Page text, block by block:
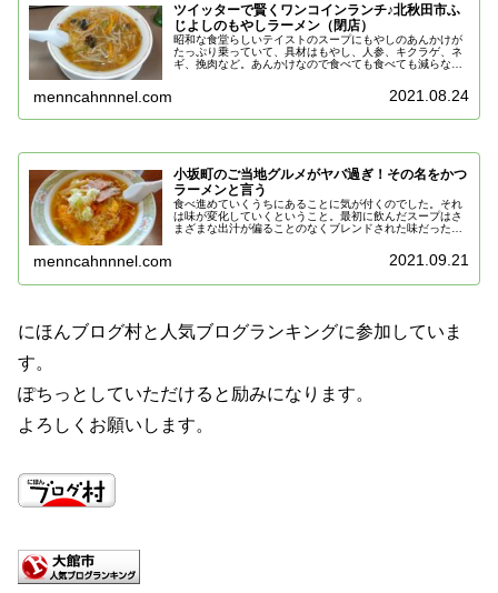
ツイッターで賢くワンコインランチ♪北秋田市ふ
じよしのもやしラーメン（閉店）
昭和な食堂らしいテイストのスープにもやしのあんかけが
たっぷり乗っていて、具材はもやし、人参、キクラゲ、ネ
ギ、挽肉など。あんかけなので食べても食べても減らない
menncahnnnel.com 2021.08.24
小坂町のご当地グルメがヤバ過ぎ！その名をかつ
ラーメンと言う
食べ進めていくうちにあることに気が付くのでした。それ
は味が変化していくということ。最初に飲んだスープはさ
まざまな出汁が偏ることのなくブレンドされた味だったの
menncahnnnel.com 2021.09.21
にほんブログ村と人気ブログランキングに参加していま
す。
ぽちっとしていただけると励みになります。
よろしくお願いします。